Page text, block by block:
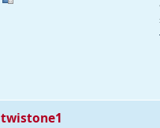
twistone1